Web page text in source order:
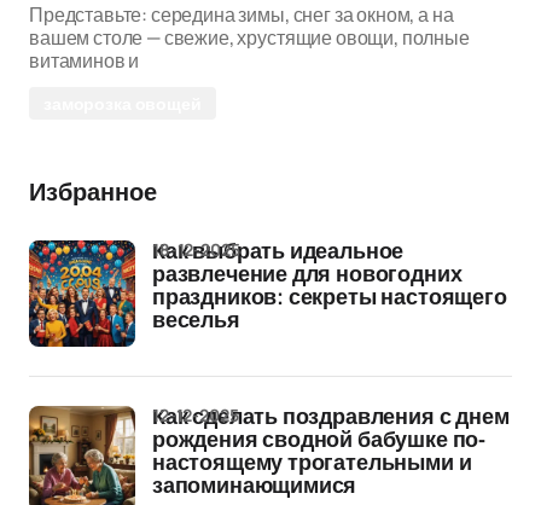
Представьте: середина зимы, снег за окном, а на
вашем столе — свежие, хрустящие овощи, полные
витаминов и
Избранное
Как выбрать идеальное
развлечение для новогодних
праздников: секреты настоящего
веселья
18-12-2025
Как сделать поздравления с днем
рождения сводной бабушке по-
настоящему трогательными и
запоминающимися
12-12-2025